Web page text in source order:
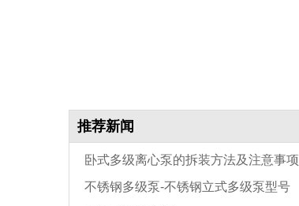
推荐新闻
卧式多级离心泵的拆装方法及注意事项
不锈钢多级泵-不锈钢立式多级泵型号